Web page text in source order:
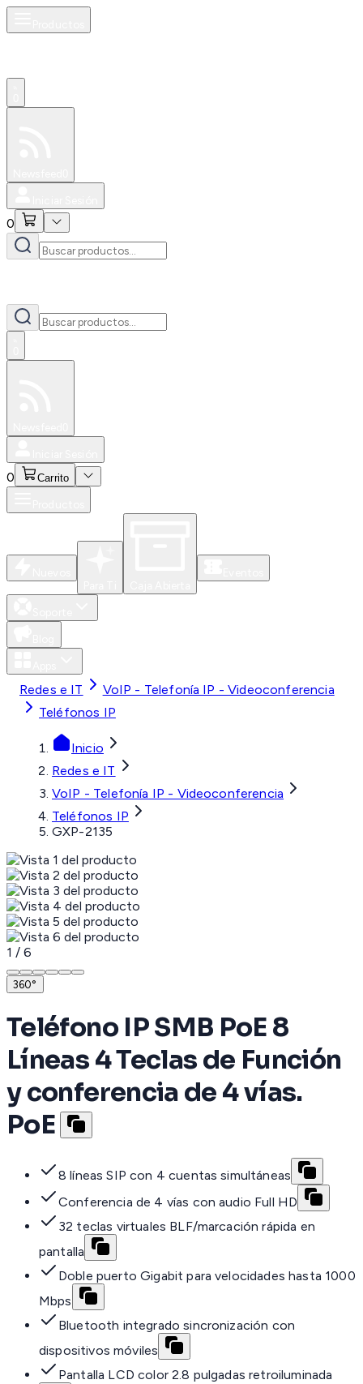
0
0 Carrito
Redes e IT
VoIP - Telefonía IP - Videoconferencia
Teléfonos IP
Inicio
Redes e IT
VoIP - Telefonía IP - Videoconferencia
Teléfonos IP
GXP-2135
1 / 6
360°
Teléfono IP SMB PoE 8
Líneas 4 Teclas de Función
y conferencia de 4 vías.
PoE
8 líneas SIP con 4 cuentas simultáneas
Conferencia de 4 vías con audio Full HD
32 teclas virtuales BLF/marcación rápida en
pantalla
Doble puerto Gigabit para velocidades hasta 1000
Mbps
Bluetooth integrado sincronización con
dispositivos móviles
Pantalla LCD color 2.8 pulgadas retroiluminada